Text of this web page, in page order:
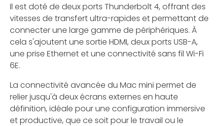
Il est doté de deux ports Thunderbolt 4, offrant des
vitesses de transfert ultra-rapides et permettant de
connecter une large gamme de périphériques. À
cela s'ajoutent une sortie HDMI, deux ports USB-A,
une prise Ethernet et une connectivité sans fil Wi-Fi
6E.
La connectivité avancée du Mac mini permet de
relier jusqu'à deux écrans externes en haute
définition, idéale pour une configuration immersive
et productive, que ce soit pour le travail ou le